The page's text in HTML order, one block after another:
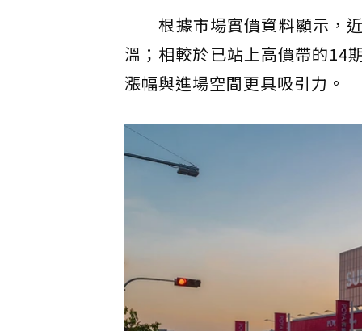
根據市場實價資料顯示，近
溫；相較於已站上高價帶的14
漲幅與進場空間更具吸引力。